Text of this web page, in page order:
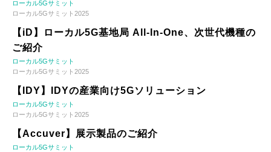
ローカル5Gサミット
ローカル5Gサミット2025
【iD】ローカル5G基地局 All-In-One、次世代機種の
ご紹介
ローカル5Gサミット
ローカル5Gサミット2025
【IDY】IDYの産業向け5Gソリューション
ローカル5Gサミット
ローカル5Gサミット2025
【Accuver】展示製品のご紹介
ローカル5Gサミット